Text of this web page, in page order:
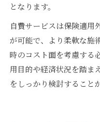
となります。
自費サービスは保険適用
が可能で、より柔軟な施
時のコスト面を考慮する
用目的や経済状況を踏ま
をしっかり検討すること